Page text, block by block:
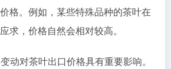
格。例如，某些特殊品种的茶叶在
求，价格自然会相对较高。
动对茶叶出口价格具有重要影响。